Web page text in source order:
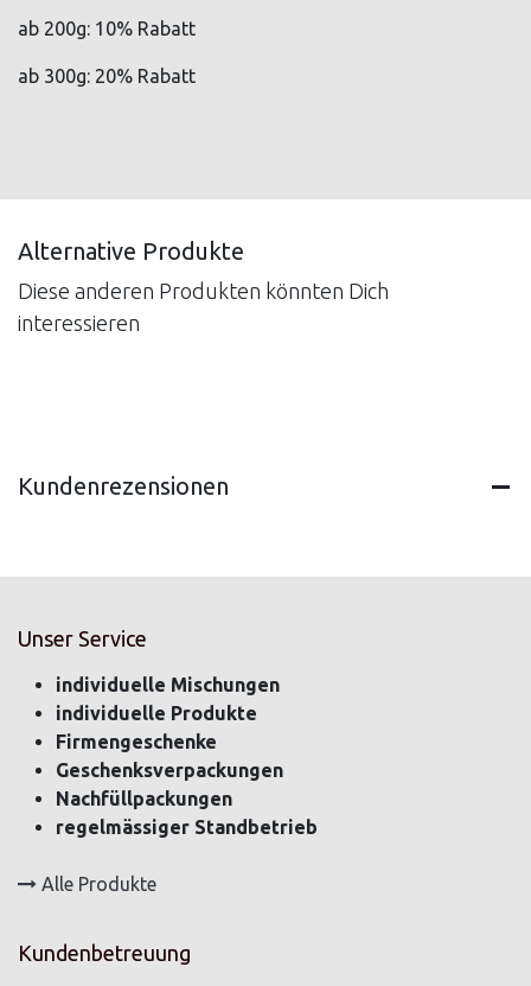
ab 200g: 10% Rabatt
ab 300g: 20% Rabatt
Alternative Produkte
Diese anderen Produkten könnten Dich
interessieren
Kundenrezensionen
Unser Service
individuelle Mischungen
individuelle Produkte
Firmengeschenke
Geschenksverpackungen
Nachfüllpackungen
regelmässiger Standbetrieb
Alle Produkte
Kundenbetreuung